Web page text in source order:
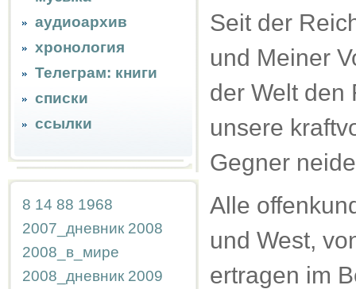
аудиоархив
хронология
Телеграм: книги
списки
ссылки
8 14 88 1968
2007_дневник 2008
2008_в_мире
2008_дневник 2009
Seit der
und Meiner
der Welt den
unsere
Gegner
Alle
und West,
ertragen im